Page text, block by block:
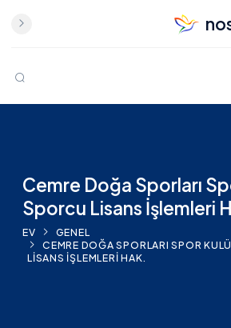
İçeriğe geç
Cemre Doğa Sporları
Sporcu Lisans İşlemleri
EV
GENEL
CEMRE DOĞA SPORLARI SPOR
LISANS İŞLEMLERI HAK.